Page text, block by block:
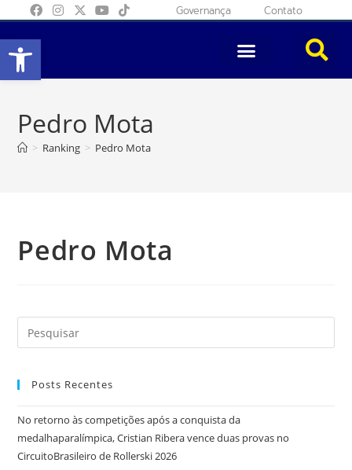
Abrir a barra de ferramentas
Governança Contato
Pedro Mota
> Ranking > Pedro Mota
Pedro Mota
Posts Recentes
No retorno às competições após a conquista da
medalhaparalímpica, Cristian Ribera vence duas provas no
CircuitoBrasileiro de Rollerski 2026